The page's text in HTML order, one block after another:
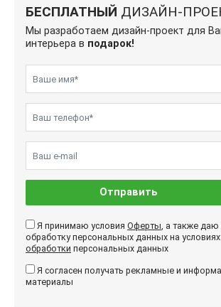
БЕСПЛАТНЫЙ ДИЗАЙН-
Мы разработаем дизайн-проект для
интерьера в подарок!
Отправить
Я принимаю условия Оферты, а также даю
обработку персональных данных на условиях
обработки персональных данных
Я согласен получать рекламные и
материалы